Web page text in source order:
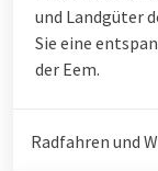
und Landgüter
Sie eine
der Eem.
Radfahren und